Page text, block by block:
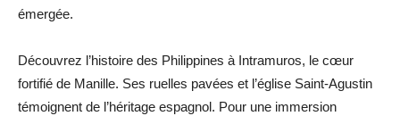
émergée.
Découvrez l’histoire des Philippines à Intramuros, le cœur
fortifié de Manille. Ses ruelles pavées et l’église Saint-Agustin
témoignent de l’héritage espagnol. Pour une immersion